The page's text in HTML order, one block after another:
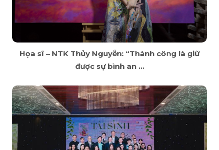
Họa sĩ – NTK Thủy Nguyễn: “Thành công là giữ
được sự bình an ...